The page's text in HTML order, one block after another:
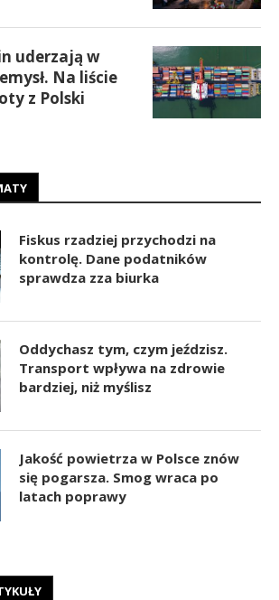
uderzają w
Na liście
z Polski
Fiskus rzadziej przychodzi na
kontrolę. Dane podatników
sprawdza zza biurka
Oddychasz tym, czym jeździsz.
Transport wpływa na zdrowie
bardziej, niż myślisz
Jakość powietrza w Polsce znów
się pogarsza. Smog wraca po
latach poprawy